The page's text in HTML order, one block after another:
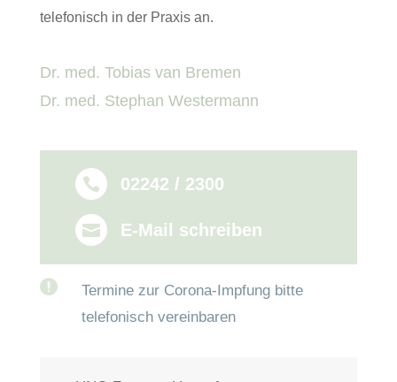
telefonisch in der Praxis an.
Dr. med. Tobias van Bremen
Dr. med. Stephan Westermann
 02242 / 2300
 E-Mail schreiben

Termine zur Corona-Impfung bitte
telefonisch vereinbaren